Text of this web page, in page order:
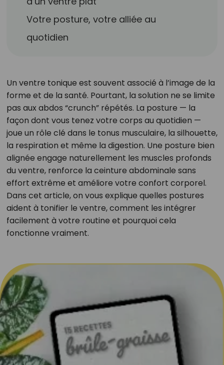
Votre posture, votre alliée au
quotidien
Un ventre tonique est souvent associé à l’image de la
forme et de la santé. Pourtant, la solution ne se limite
pas aux abdos “crunch” répétés. La posture — la
façon dont vous tenez votre corps au quotidien —
joue un rôle clé dans le tonus musculaire, la silhouette,
la respiration et même la digestion. Une posture bien
alignée engage naturellement les muscles profonds
du ventre, renforce la ceinture abdominale sans
effort extrême et améliore votre confort corporel.
Dans cet article, on vous explique quelles postures
aident à tonifier le ventre, comment les intégrer
facilement à votre routine et pourquoi cela
fonctionne vraiment.